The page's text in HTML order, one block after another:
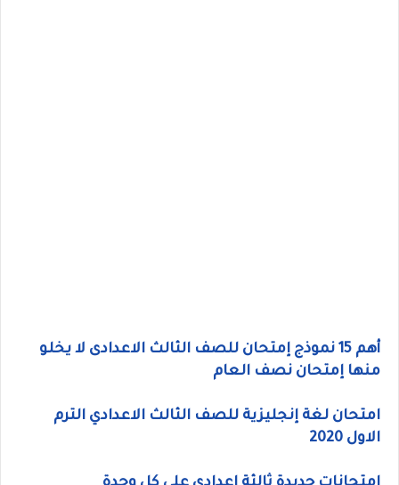
أهم 15 نموذج إمتحان للصف الثالث الاعدادى لا يخلو
منها إمتحان نصف العام
امتحان لغة إنجليزية للصف الثالث الاعدادي الترم
الاول 2020